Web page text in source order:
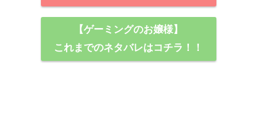
【ゲーミングのお嬢様】
これまでのネタバレはコチラ！！